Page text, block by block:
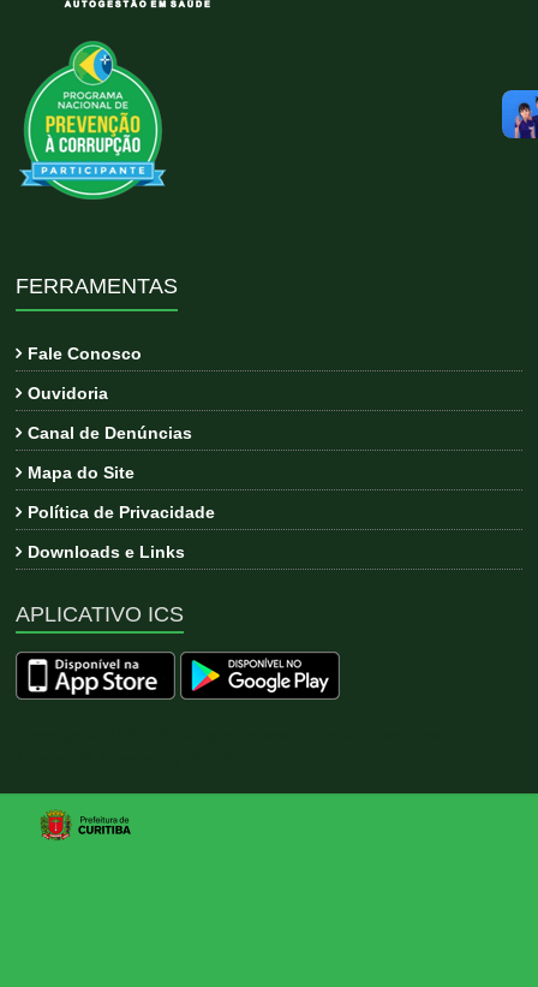
FERRAMENTAS
Fale Conosco
Ouvidoria
Canal de Denúncias
Mapa do Site
Política de Privacidade
Downloads e Links
APLICATIVO ICS